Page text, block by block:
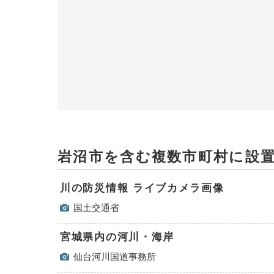
岩沼市を含む複数市町村に設
川の防災情報 ライブカメラ画像
国土交通省
宮城県内の河川・海岸
仙台河川国道事務所